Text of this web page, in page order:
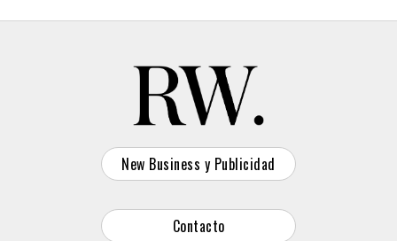
New Business y Publicidad
Contacto